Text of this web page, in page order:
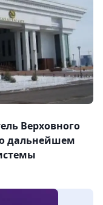
Верховного
дальнейшем